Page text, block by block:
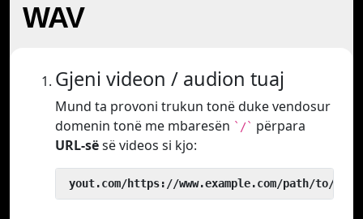
WAV
Gjeni videon / audion tuaj
Mund ta provoni trukun tonë duke vendosur
domenin tonë me mbaresën `/` përpara
URL-sësë videos si kjo:
yout.com/https://www.example.com/path/to/